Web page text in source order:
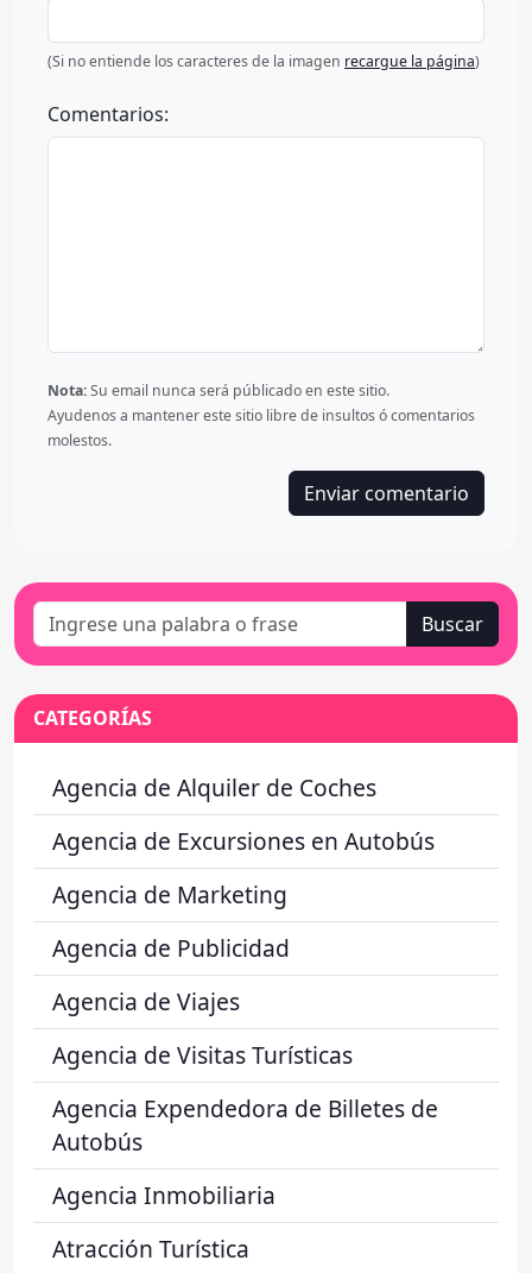
(Si no entiende los caracteres de la imagen recargue la página)
Comentarios:
Nota:Su email nunca será públicado en este sitio.
Ayudenos a mantener este sitio libre de insultos ó comentarios
molestos.
Buscar
CATEGORÍAS
Agencia de Alquiler de Coches
Agencia de Excursiones en Autobús
Agencia de Marketing
Agencia de Publicidad
Agencia de Viajes
Agencia de Visitas Turísticas
Agencia Expendedora de Billetes de
Autobús
Agencia Inmobiliaria
Atracción Turística